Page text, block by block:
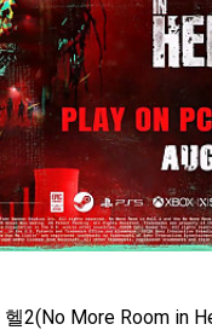
헬2(No More Room in